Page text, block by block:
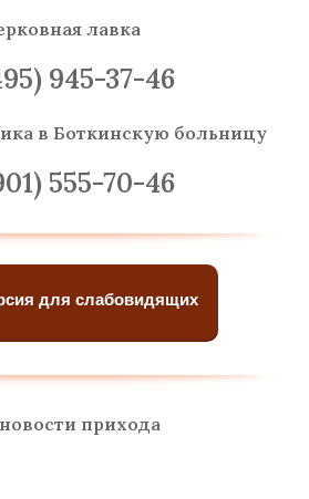
лавка
945-37-46
в Боткинскую больницу
555-70-46
для слабовидящих
прихода